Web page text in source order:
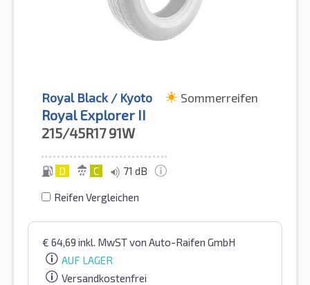
Royal Black / Kyoto Sommerreifen
Royal Explorer II
215/45R17 91W
D C 71 dB
Reifen Vergleichen
€ 64,69 inkl. MwSTvon Auto-Raifen GmbH
AUF LAGER
Versandkostenfrei